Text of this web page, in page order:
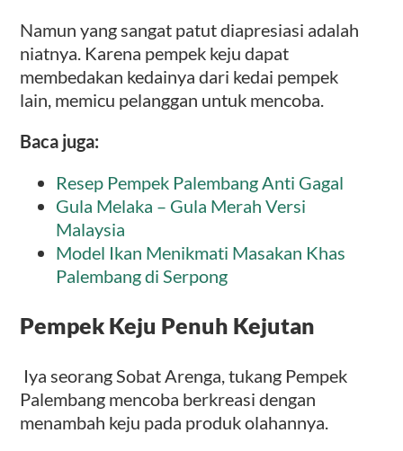
Namun yang sangat patut diapresiasi adalah
niatnya. Karena pempek keju dapat
membedakan kedainya dari kedai pempek
lain, memicu pelanggan untuk mencoba.
Baca juga:
Resep Pempek Palembang Anti Gagal
Gula Melaka – Gula Merah Versi
Malaysia
Model Ikan Menikmati Masakan Khas
Palembang di Serpong
Pempek Keju Penuh Kejutan
Iya seorang Sobat Arenga, tukang Pempek
Palembang mencoba berkreasi dengan
menambah keju pada produk olahannya.